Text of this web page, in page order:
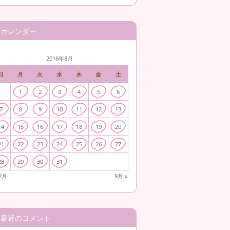
カレンダー
2016年8月
月 火 水 木 金 土
9月 »
1 2 3 4 5 6
8 9 10 11 12 13
15 16 17 18 19 20
22 23 24 25 26 27
29 30 31
最近のコメント